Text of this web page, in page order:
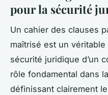
pour la sécurité
Un cahier des clauses
maîtrisé est un
sécurité juridique d’un
rôle fondamental dans
définissant clairement